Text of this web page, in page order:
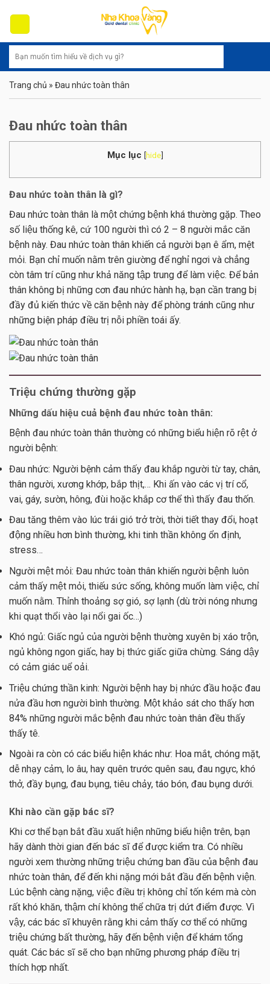
content
Trang chủ » Đau nhức toàn thân
Đau nhức toàn thân
Mục lục [hide]
Đau nhức toàn thân là gì?
Đau nhức toàn thân là một chứng bệnh khá thường gặp. Theo
số liệu thống kê, cứ 100 người thì có 2 – 8 người mắc căn
bệnh này. Đau nhức toàn thân khiến cả người bạn ê ẩm, mệt
mỏi. Bạn chỉ muốn nằm trên giường để nghỉ ngơi và chẳng
còn tâm trí cũng như khả năng tập trung để làm việc. Để bản
thân không bị những cơn đau nhức hành hạ, bạn cần trang bị
đầy đủ kiến thức về căn bệnh này để phòng tránh cũng như
những biện pháp điều trị nỗi phiền toái ấy.
Triệu chứng thường gặp
Những dấu hiệu cuả bệnh đau nhức toàn thân:
Bệnh đau nhức toàn thân thường có những biểu hiện rõ rệt ở
người bệnh:
Đau nhức: Người bệnh cảm thấy đau khắp người từ tay, chân,
thân người, xương khớp, bắp thịt,… Khi ấn vào các vị trí cổ,
vai, gáy, sườn, hông, đùi hoặc khắp cơ thể thì thấy đau thốn.
Đau tăng thêm vào lúc trái gió trở trời, thời tiết thay đổi, hoạt
động nhiều hơn bình thường, khi tinh thần không ổn định,
stress…
Người mệt mỏi: Đau nhức toàn thân khiến người bệnh luôn
cảm thấy mệt mỏi, thiếu sức sống, không muốn làm việc, chỉ
muốn nằm. Thỉnh thoảng sợ gió, sợ lạnh (dù trời nóng nhưng
khi quạt thổi vào lại nổi gai ốc…)
Khó ngủ: Giấc ngủ của người bệnh thường xuyên bị xáo trộn,
ngủ không ngon giấc, hay bị thức giấc giữa chừng. Sáng dậy
có cảm giác uể oải.
Triệu chứng thần kinh: Người bệnh hay bị nhức đầu hoặc đau
nửa đầu hơn người bình thường. Một khảo sát cho thấy hơn
84% những người mắc bệnh đau nhức toàn thân đều thấy
thấy tê.
Ngoài ra còn có các biểu hiện khác như: Hoa mắt, chóng mặt,
dễ nhạy cảm, lo âu, hay quên trước quên sau, đau ngực, khó
thở, đầy bụng, đau bụng, tiêu chảy, táo bón, đau bụng dưới.
Khi nào cần gặp bác sĩ?
Khi cơ thể bạn bắt đầu xuất hiện những biểu hiện trên, bạn
hãy dành thời gian đến bác sĩ để được kiểm tra. Có nhiều
người xem thường những triệu chứng ban đầu của bệnh đau
nhức toàn thân, để đến khi nặng mới bắt đầu đến bệnh viện.
Lúc bệnh càng nặng, việc điều trị không chỉ tốn kém mà còn
rất khó khăn, thậm chí không thể chữa trị dứt điểm được. Vì
vậy, các bác sĩ khuyên rằng khi cảm thấy cơ thể có những
triệu chứng bất thường, hãy đến bệnh viện để khám tổng
quát. Các bác sĩ sẽ cho bạn những phương pháp điều trị
thích hợp nhất.